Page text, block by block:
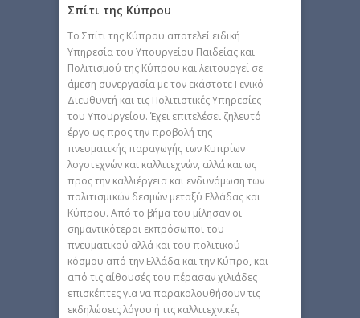
Σπίτι της Κύπρου
Το Σπίτι της Κύπρου αποτελεί ειδική
Υπηρεσία του Υπουργείου Παιδείας και
Πολιτισμού της Κύπρου και λειτουργεί σε
άμεση συνεργασία με τον εκάστοτε Γενικό
Διευθυντή και τις Πολιτιστικές Υπηρεσίες
του Υπουργείου. Έχει επιτελέσει ζηλευτό
έργο ως προς την προβολή της
πνευματικής παραγωγής των Κυπρίων
λογοτεχνών και καλλιτεχνών, αλλά και ως
προς την καλλιέργεια και ενδυνάμωση των
πολιτισμικών δεσμών μεταξύ Ελλάδας και
Κύπρου. Από το βήμα του μίλησαν οι
σημαντικότεροι εκπρόσωποι του
πνευματικού αλλά και του πολιτικού
κόσμου από την Ελλάδα και την Κύπρο, και
από τις αίθουσές του πέρασαν χιλιάδες
επισκέπτες για να παρακολουθήσουν τις
εκδηλώσεις λόγου ή τις καλλιτεχνικές